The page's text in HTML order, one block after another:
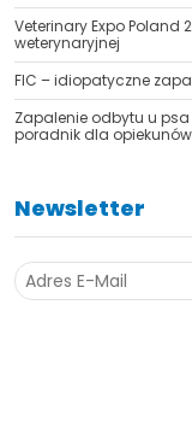
Veterinary Expo
weterynaryjnej
FIC – idiopatyczne
Zapalenie odbytu u
poradnik dla opiekunów
Newsletter